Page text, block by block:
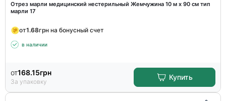
Отрез марли медицинский нестерильный Жемчужина 10 м х 90 см тип
марли 17
от1.68грн на бонусный счет
в наличии
от168.15грн
За упаковку
Купить